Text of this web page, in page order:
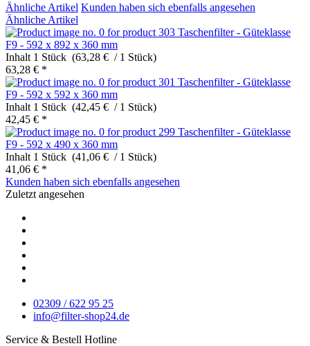
Ähnliche Artikel Kunden haben sich ebenfalls angesehen
Ähnliche Artikel
Taschenfilter - Güteklasse
F9 - 592 x 892 x 360 mm
Inhalt 1 Stück (63,28 € / 1 Stück)
63,28 € *
Taschenfilter - Güteklasse
F9 - 592 x 592 x 360 mm
Inhalt 1 Stück (42,45 € / 1 Stück)
42,45 € *
Taschenfilter - Güteklasse
F9 - 592 x 490 x 360 mm
Inhalt 1 Stück (41,06 € / 1 Stück)
41,06 € *
Kunden haben sich ebenfalls angesehen
Zuletzt angesehen
02309 / 622 95 25
info@filter-shop24.de
Service & Bestell Hotline